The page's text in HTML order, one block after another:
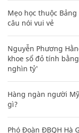
Mẹo học thuộc
câu nói vui vẻ
Nguyễn Phương
khoe sổ đỏ tính
nghìn tỷ'
Hàng ngàn người
gì?
Phó Đoàn ĐBQH Hà